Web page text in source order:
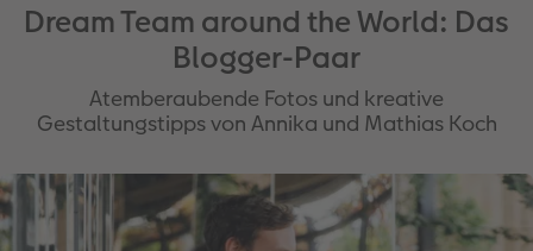
Dream Team around the World: Das
Blogger-Paar
Atemberaubende Fotos und kreative
Gestaltungstipps von Annika und Mathias Koch